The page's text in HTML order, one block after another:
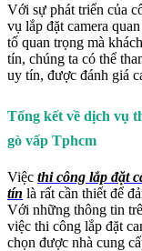
Với sự phát triển của
vụ lắp đặt camera
tố quan trọng mà
tín, chúng ta có thể
uy tín, được đánh giá
Tổng kết về dịch vụ
gò vấp Tphcm
Việc thi công lắp đặt
tín là rất cần thiết để
Với những thông tin
việc thi công lắp đặt
chọn được nhà cung